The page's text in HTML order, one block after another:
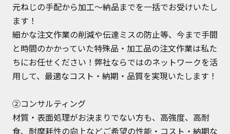
元ねじの手配から加工～納品までを一括でお受けいたし
ます！
細かな注文作業の削減や伝達ミスの防止等、今まで手間
と時間のかかっていた特殊品・加工品の注文作業は私た
ちにお任せください！弊社ならではのネットワークを活
用して、最適なコスト・納期・品質を実現いたします！
②コンサルティング
材質・表面処理がお決まりでない方も、高強度、高耐
食、耐摩耗性の向上などご希望の性能・コスト・納期な